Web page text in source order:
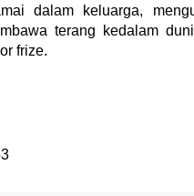
dalam keluarga,
terang kedalam
frize.